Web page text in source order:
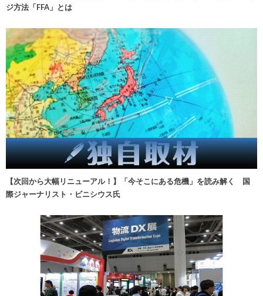
ジ方法「FFA」とは
【次回から大幅リニューアル！】「今そこにある危機」を読み解く 国
際ジャーナリスト・ビニシウス氏